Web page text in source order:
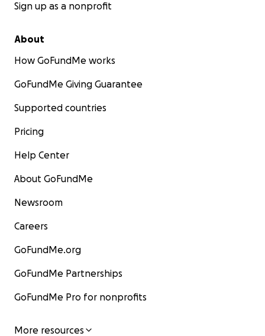
Sign up as a nonprofit
About
How GoFundMe works
GoFundMe Giving Guarantee
Supported countries
Pricing
Help Center
About GoFundMe
Newsroom
Careers
GoFundMe.org
GoFundMe Partnerships
GoFundMe Pro for nonprofits
More resources